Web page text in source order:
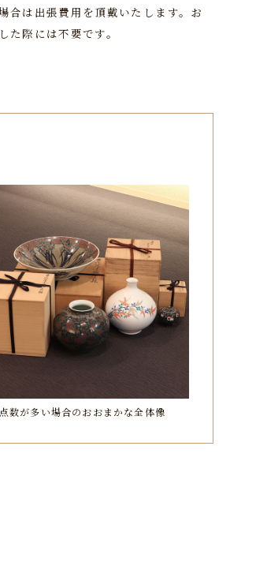
合は出張費⽤を頂戴いたします。お
た際には不要です。
点数が多い場合のおおまかな全体像